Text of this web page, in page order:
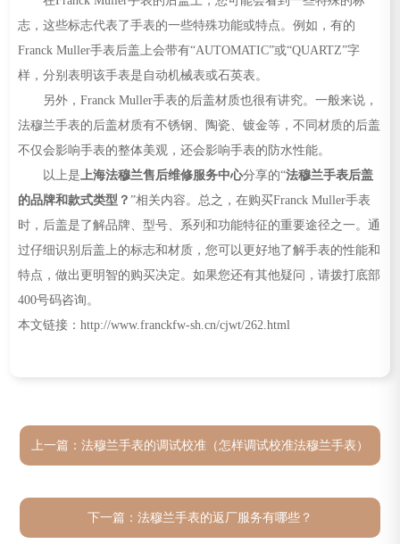
志，这些标志代表了手表的一些特殊功能或特点。例如，有的
Franck Muller手表后盖上会带有“AUTOMATIC”或“QUARTZ”字
样，分别表明该手表是自动机械表或石英表。
另外，Franck Muller手表的后盖材质也很有讲究。一般来说，
法穆兰手表的后盖材质有不锈钢、陶瓷、镀金等，不同材质的后盖
不仅会影响手表的整体美观，还会影响手表的防水性能。
以上是 上海法穆兰售后维修服务中心分享的“法穆兰手表后盖
的品牌和款式类型？”相关内容。总之，在购买Franck Muller手表
时，后盖是了解品牌、型号、系列和功能特征的重要途径之一。通
过仔细识别后盖上的标志和材质，您可以更好地了解手表的性能和
特点，做出更明智的购买决定。如果您还有其他疑问，请拨打底部
400号码咨询。
本文链接：http://www.franckfw-sh.cn/cjwt/262.html
上一篇： 法穆兰手表的调试校准（怎样调试校准法穆兰手表）
下一篇： 法穆兰手表的返厂服务有哪些？